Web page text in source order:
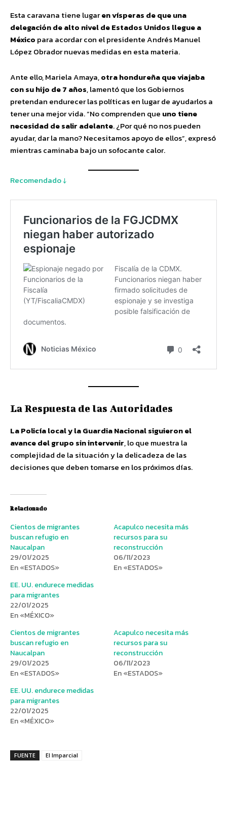
Esta caravana tiene lugaren vísperas de que una
delegación de alto nivel de Estados Unidos llegue a
México para acordar con el presidente Andrés Manuel
López Obrador nuevas medidas en esta materia.
Ante ello, Mariela Amaya,otra hondureña que viajaba
con su hijo de 7 años, lamentó que los Gobiernos
pretendan endurecer las políticas en lugar de ayudarlos a
tener una mejor vida. “No comprenden que uno tiene
necesidad de salir adelante. ¿Por qué no nos pueden
ayudar, dar la mano? Necesitamos apoyo de ellos”, expresó
mientras caminaba bajo un sofocante calor.
Recomendado ↓
La Respuesta de las Autoridades
La Policía local y la Guardia Nacional siguieron el
avance del grupo sin intervenir, lo que muestra la
complejidad de la situación y la delicadeza de las
decisiones que deben tomarse en los próximos días.
Relacionado
Cientos de migrantes
buscan refugio en
Naucalpan
29/01/2025
En «ESTADOS»
Acapulco necesita más
recursos para su
reconstrucción
06/11/2023
En «ESTADOS»
EE. UU. endurece medidas
para migrantes
22/01/2025
En «MÉXICO»
Cientos de migrantes
buscan refugio en
Naucalpan
29/01/2025
En «ESTADOS»
Acapulco necesita más
recursos para su
reconstrucción
06/11/2023
En «ESTADOS»
EE. UU. endurece medidas
para migrantes
22/01/2025
En «MÉXICO»
FUENTE El Imparcial